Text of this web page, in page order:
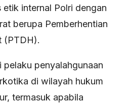
etik internal Polri dengan
berupa Pemberhentian
(PTDH).
pelaku penyalahgunaan
di wilayah hukum
termasuk apabila